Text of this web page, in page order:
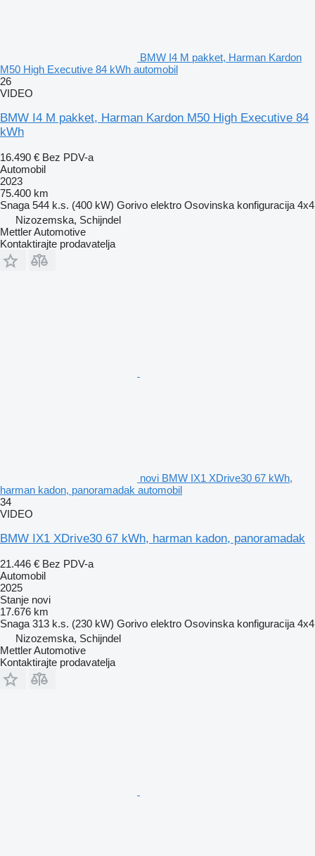
BMW I4 M pakket, Harman Kardon
M50 High Executive 84 kWh automobil
26
VIDEO
BMW I4 M pakket, Harman Kardon M50 High Executive 84
kWh
16.490 € Bez PDV-a
Automobil
2023
75.400 km
Snaga 544 k.s. (400 kW) Gorivo elektro Osovinska konfiguracija 4x4
Nizozemska, Schijndel
Mettler Automotive
Kontaktirajte prodavatelja
novi BMW IX1 XDrive30 67 kWh,
harman kadon, panoramadak automobil
34
VIDEO
BMW IX1 XDrive30 67 kWh, harman kadon, panoramadak
21.446 € Bez PDV-a
Automobil
2025
Stanje novi
17.676 km
Snaga 313 k.s. (230 kW) Gorivo elektro Osovinska konfiguracija 4x4
Nizozemska, Schijndel
Mettler Automotive
Kontaktirajte prodavatelja